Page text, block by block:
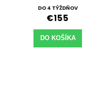
DO 4 TÝŽDŇOV
€155
DO KOŠÍKA